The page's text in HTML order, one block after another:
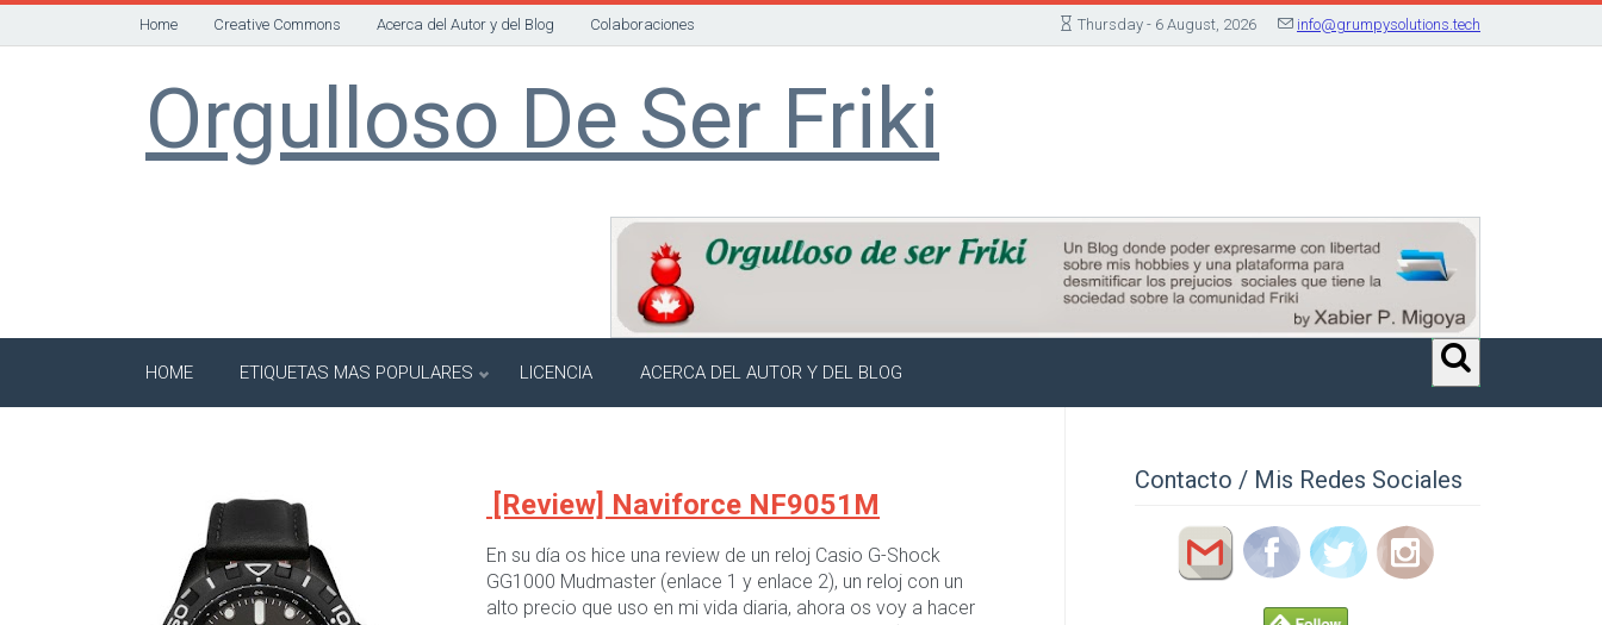
Home Creative Commons Acerca del Autor y del Blog Colaboraciones Thursday - 6 August, 2026 info@grumpysolutions.tech
Orgulloso De Ser Friki
HOME ETIQUETAS MAS POPULARES LICENCIA ACERCA DEL AUTOR Y DEL BLOG
[Review] Naviforce NF9051M
En su día os hice una review de un reloj Casio G-Shock
GG1000 Mudmaster (enlace 1 y enlace 2), un reloj con un
alto precio que uso en mi vida diaria, ahora os voy a hacer
Contacto / Mis Redes Sociales